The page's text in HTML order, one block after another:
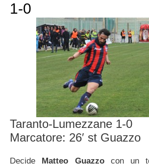
1-0
Taranto-Lumezzane 1-0
Marcatore: 26′ st Guazzo
Decide Matteo Guazzocon un